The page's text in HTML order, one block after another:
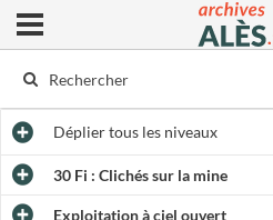
Archives
Ouvrir le menu déroulant
Dépliertous les niveaux
30 Fi : Clichés sur la mine
Exploitation à ciel ouvert